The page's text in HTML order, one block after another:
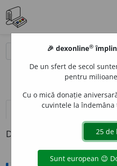
definiții (1) pronunțievolume_up
Definiția cu ID-ul 1333973:
🎉 dexonline®
De un sfert de secol
pentru
Cu o mică donație
cuvintele la